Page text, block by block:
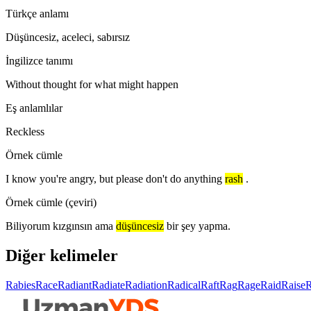
Türkçe anlamı
Düşüncesiz, aceleci, sabırsız
İngilizce tanımı
Without thought for what might happen
Eş anlamlılar
Reckless
Örnek cümle
I know you're angry, but please don't do anything rash .
Örnek cümle (çeviri)
Biliyorum kızgınsın ama düşüncesiz bir şey yapma.
Diğer kelimeler
RabiesRaceRadiantRadiateRadiationRadicalRaftRagRageRaidRaise